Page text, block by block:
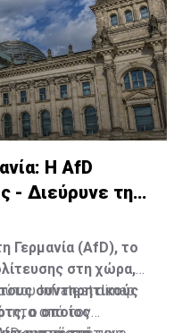
Η AfD
- Διεύρυνε τη
Γερμανία (AfD), το
στη χώρα,
συντηρητικούς
ο οποίος
Infratest dimap
από τον